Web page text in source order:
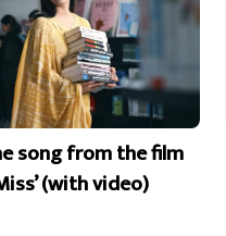
song from the film
(with video)